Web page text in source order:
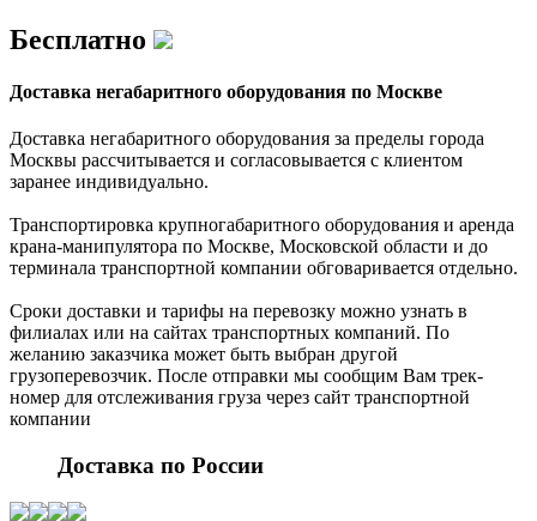
Бесплатно
Доставка негабаритного оборудования по Москве
Доставка негабаритного оборудования за пределы города
Москвы рассчитывается и согласовывается с клиентом
заранее индивидуально.
Транспортировка крупногабаритного оборудования и аренда
крана-манипулятора по Москве, Московской области и до
терминала транспортной компании обговаривается отдельно.
Сроки доставки и тарифы на перевозку можно узнать в
филиалах или на сайтах транспортных компаний. По
желанию заказчика может быть выбран другой
грузоперевозчик. После отправки мы сообщим Вам трек-
номер для отслеживания груза через сайт транспортной
компании
Доставка по России